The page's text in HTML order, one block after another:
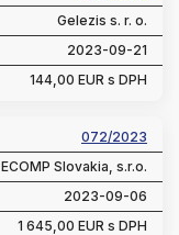
Gelezis s. r. o.
2023-09-21
144,00 EUR s DPH
072/2023
ECOMP Slovakia, s.r.o.
2023-09-06
1 645,00 EUR s DPH